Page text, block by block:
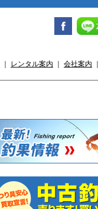
レンタル案内 会社案内